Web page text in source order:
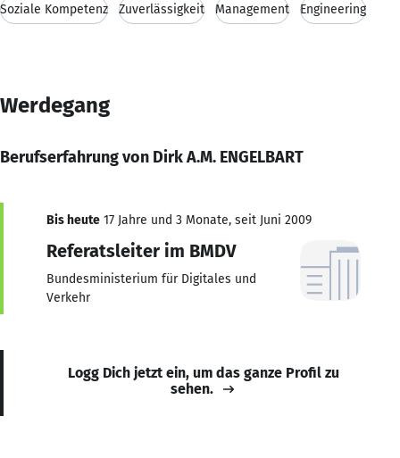
Soziale Kompetenz Zuverlässigkeit Management Engineering
Werdegang
Berufserfahrung von Dirk A.M. ENGELBART
Bis heute 17 Jahre und 3 Monate, seit Juni 2009
Referatsleiter im BMDV
Bundesministerium für Digitales und
Verkehr
Logg Dich jetzt ein, um das ganze Profil zu
sehen.